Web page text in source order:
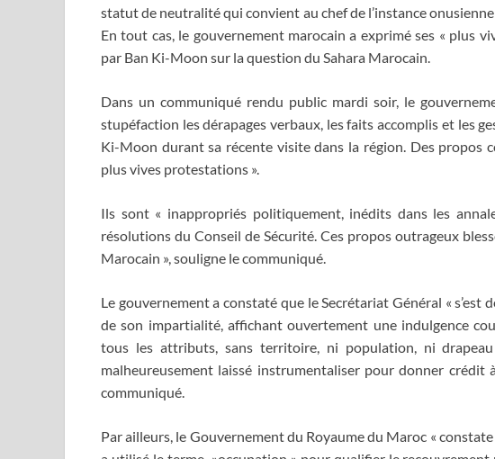
statut de neutralité qui convient au chef de l’instance
En tout cas, le gouvernement marocain a exprimé ses « plus
par Ban Ki-Moon sur la question du Sahara Marocain.
Dans un communiqué rendu public mardi soir, le
stupéfaction les dérapages verbaux, les faits accomplis et les
Ki-Moon durant sa récente visite dans la région. Des propos
plus vives protestations ».
Ils sont « inappropriés politiquement, inédits dans les
résolutions du Conseil de Sécurité. Ces propos outrageux
Marocain », souligne le communiqué.
Le gouvernement a constaté que le Secrétariat Général «
de son impartialité, affichant ouvertement une indulgence
tous les attributs, sans territoire, ni population, ni drapeau
malheureusement laissé instrumentaliser pour donner crédit
communiqué.
Par ailleurs, le Gouvernement du Royaume du Maroc «